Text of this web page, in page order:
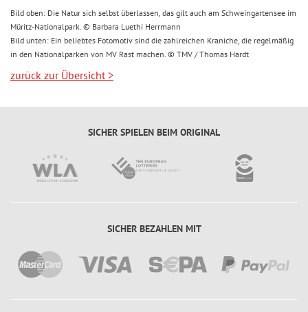
Bild oben: Die Natur sich selbst überlassen, das gilt auch am Schweingartensee im
Müritz-Nationalpark. © Barbara Luethi Herrmann
Bild unten: Ein beliebtes Fotomotiv sind die zahlreichen Kraniche, die regelmäßig
in den Nationalparken von MV Rast machen. © TMV / Thomas Hardt
zurück zur Übersicht >
SICHER SPIELEN BEIM ORIGINAL
SICHER BEZAHLEN MIT